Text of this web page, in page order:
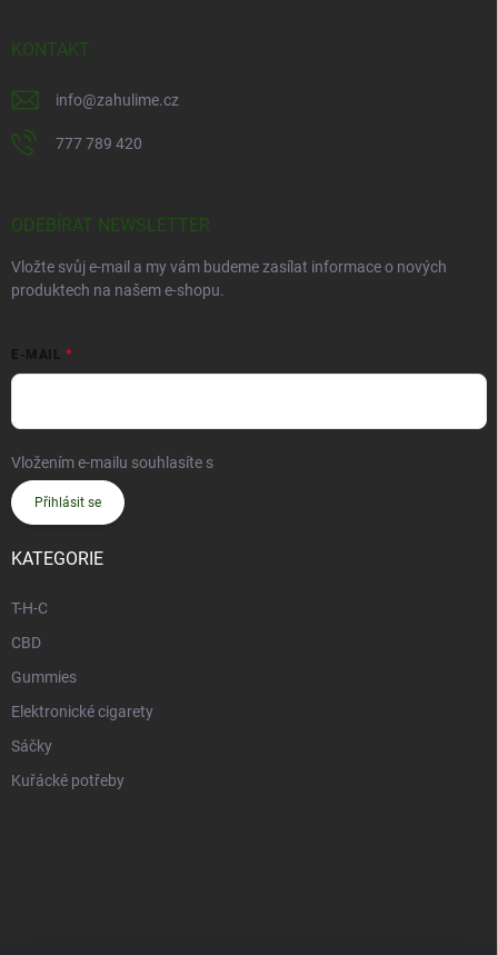
KONTAKT
info@zahulime.cz
777 789 420
ODEBÍRAT NEWSLETTER
Vložte svůj e-mail a my vám budeme zasílat informace o nových
produktech na našem e-shopu.
E-MAIL
Vložením e-mailu souhlasíte s
Přihlásit se
KATEGORIE
T-H-C
CBD
Gummies
Elektronické cigarety
Sáčky
Kuřácké potřeby